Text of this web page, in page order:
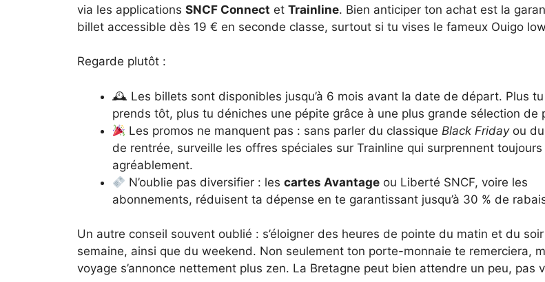
via les applications SNCF Connect et Trainline. Bien anticiper ton achat est la
billet accessible dès 19 € en seconde classe, surtout si tu vises le fameux Ouigo
Regarde plutôt :
🕰 Les billets sont disponibles jusqu’à 6 mois avant la date de départ. Plus tu
prends tôt, plus tu déniches une pépite grâce à une plus grande sélection de
Les promos ne manquent pas : sans parler du classique Black Fridayou du
de rentrée, surveille les offres spéciales sur Trainline qui surprennent toujours
agréablement.
N’oublie pas diversifier : lescartes Avantage ou Liberté SNCF, voire les
abonnements, réduisent ta dépense en te garantissant jusqu’à 30 % de
Un autre conseil souvent oublié : s’éloigner des heures de pointe du matin et du
semaine, ainsi que du weekend. Non seulement ton porte-monnaie te remerciera,
voyage s’annonce nettement plus zen. La Bretagne peut bien attendre un peu, pas